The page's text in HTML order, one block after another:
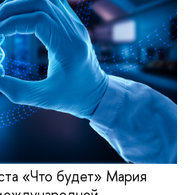
«Что будет» Мария